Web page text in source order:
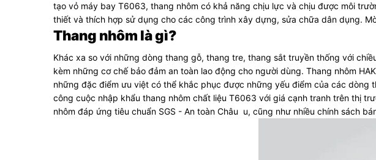
tạo vỏ máy bay T6063, thang nhôm có khả năng chịu lực và chịu được môi
thiết và thích hợp sử dụng cho các công trình xây dựng, sửa chữa dân dụng.
Thang nhôm là gì?
Khác xa so với những dòng thang gỗ, thang tre, thang sắt truyền thống với
kèm những cơ chế bảo đảm an toàn lao động cho người dùng. Thang nhôm
những đặc điểm ưu việt có thể khắc phục được những yếu điểm của các dòng
công cuộc nhập khẩu thang nhôm chất liệu T6063 với giá cạnh tranh trên thị
nhôm đáp ứng tiêu chuẩn SGS - An toàn Châu u, cũng như nhiều chính sách